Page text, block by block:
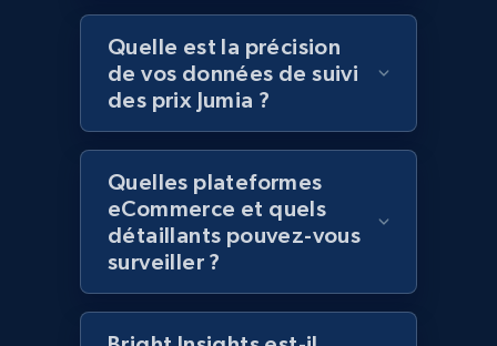
2.1K+ 375+ Commencer
Amazon products global dataset - Collect
Amazon products by seller URL
Title, Seller name, Brand, Description, Initial
price, Currency, Availability, Reviews count, and
more.
Quelle est la précision
de vos données de suivi
des prix Jumia ?
Quelles plateformes
eCommerce et quels
détaillants pouvez-vous
surveiller ?